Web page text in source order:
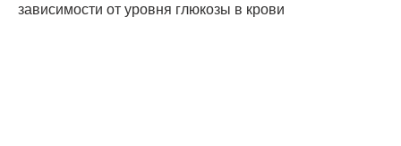
зависимости от уровня глюкозы в крови